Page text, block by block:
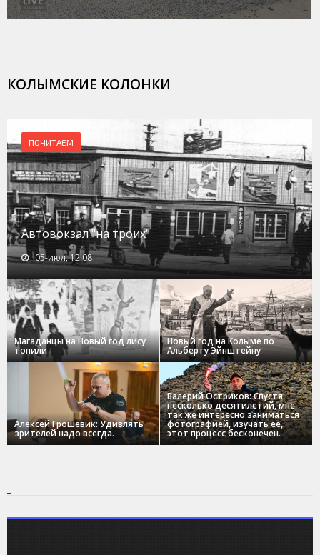
КОЛЫМСКИЕ КОЛОНКИ
ПОЧИТАЕМ
Автовокзал "на троих"
05-июл, 12:08
Магаданцы на Новый год лису
топили
Новый год на Колыме по
Альберту Эйнштейну
Алексей Грошевик: Удивлять
зрителей надо всегда.
Валерий Остриков: Спустя
несколько десятилетий, мне
так же интересно заниматься
фотографией, изучать ее,
этот процесс бесконечен.